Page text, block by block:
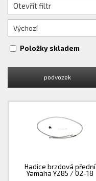
Otevřít filtr
Výchozí
Položky skladem
podvozek
Hadice brzdová přední
Yamaha YZ85 / 02-18